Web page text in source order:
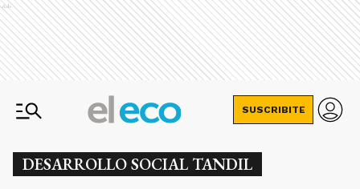
Ads
SUSCRIBITE
DESARROLLO SOCIAL TANDIL